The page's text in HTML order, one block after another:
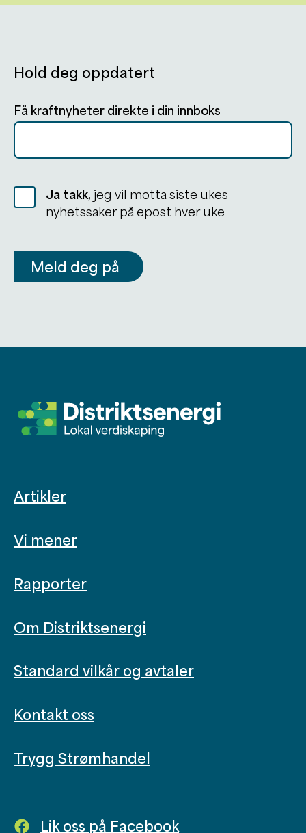
Hold deg oppdatert
Få kraftnyheter direkte i din innboks
Ja takk, jeg vil motta siste ukes
nyhetssaker på epost hver uke
Meld deg på
Artikler
Vi mener
Rapporter
Om Distriktsenergi
Standard vilkår og avtaler
Kontakt oss
Trygg Strømhandel
Lik oss på Facebook